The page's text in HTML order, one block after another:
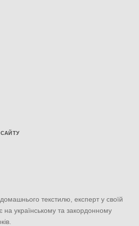
текстилю, експерт у своїй
на українському та закордонному